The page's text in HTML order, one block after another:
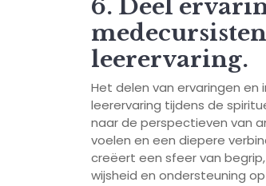
6. Deel
leerervaring.
Het delen van ervaringen
leerervaring tijdens de
naar de perspectieven van
voelen en een diepere
creëert een sfeer van
wijsheid en ondersteuning